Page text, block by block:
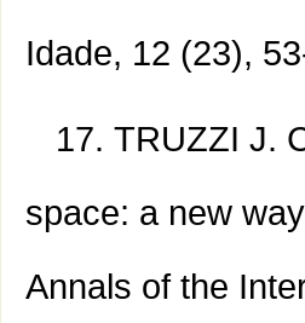
Idade, 12 (23),
TRUZZI J.
space: a new
Annals of the